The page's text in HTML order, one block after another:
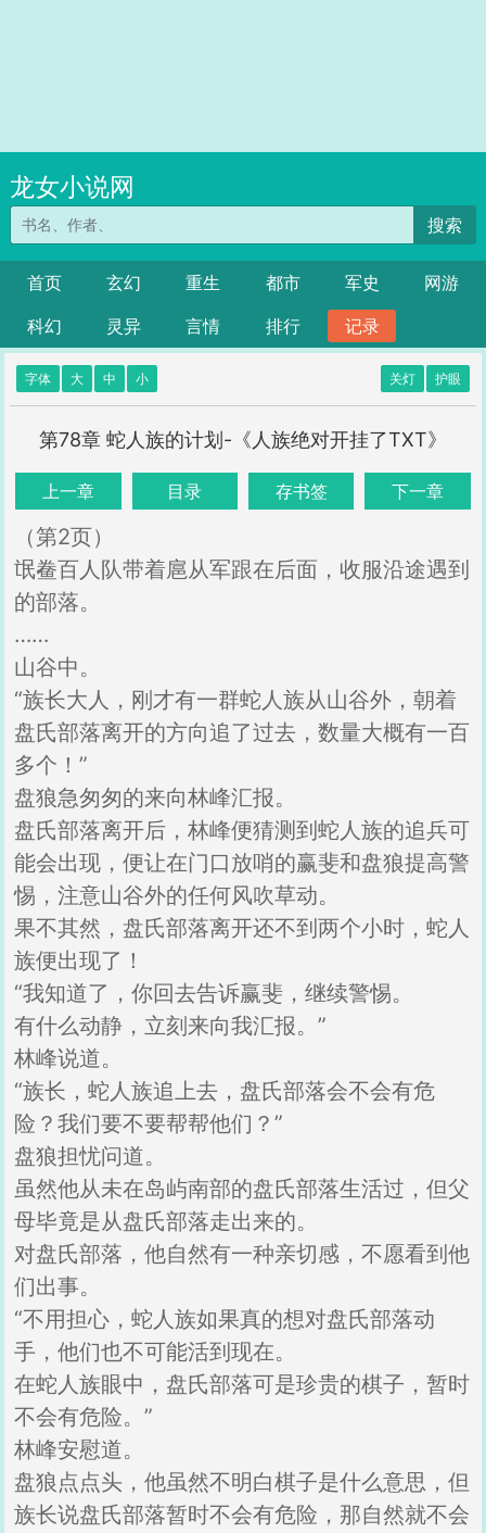
龙女小说网
搜索
首页 玄幻 重生 都市 军史
网游
科幻
灵异 言情 排行 记录
字体 大 中 小 关灯 护眼
第78章 蛇人族的计划-《人族绝对开挂了TXT》
上一章 目录 存书签 下一章
（第2页）
氓鲞百人队带着扈从军跟在后面，收服沿途遇到
的部落。
……
山谷中。
“族长大人，刚才有一群蛇人族从山谷外，朝着
盘氏部落离开的方向追了过去，数量大概有一百
多个！”
盘狼急匆匆的来向林峰汇报。
盘氏部落离开后，林峰便猜测到蛇人族的追兵可
能会出现，便让在门口放哨的赢斐和盘狼提高警
惕，注意山谷外的任何风吹草动。
果不其然，盘氏部落离开还不到两个小时，蛇人
族便出现了！
“我知道了，你回去告诉赢斐，继续警惕。
有什么动静，立刻来向我汇报。”
林峰说道。
“族长，蛇人族追上去，盘氏部落会不会有危
险？我们要不要帮帮他们？”
盘狼担忧问道。
虽然他从未在岛屿南部的盘氏部落生活过，但父
母毕竟是从盘氏部落走出来的。
对盘氏部落，他自然有一种亲切感，不愿看到他
们出事。
“不用担心，蛇人族如果真的想对盘氏部落动
手，他们也不可能活到现在。
在蛇人族眼中，盘氏部落可是珍贵的棋子，暂时
不会有危险。”
林峰安慰道。
盘狼点点头，他虽然不明白棋子是什么意思，但
族长说盘氏部落暂时不会有危险，那自然就不会